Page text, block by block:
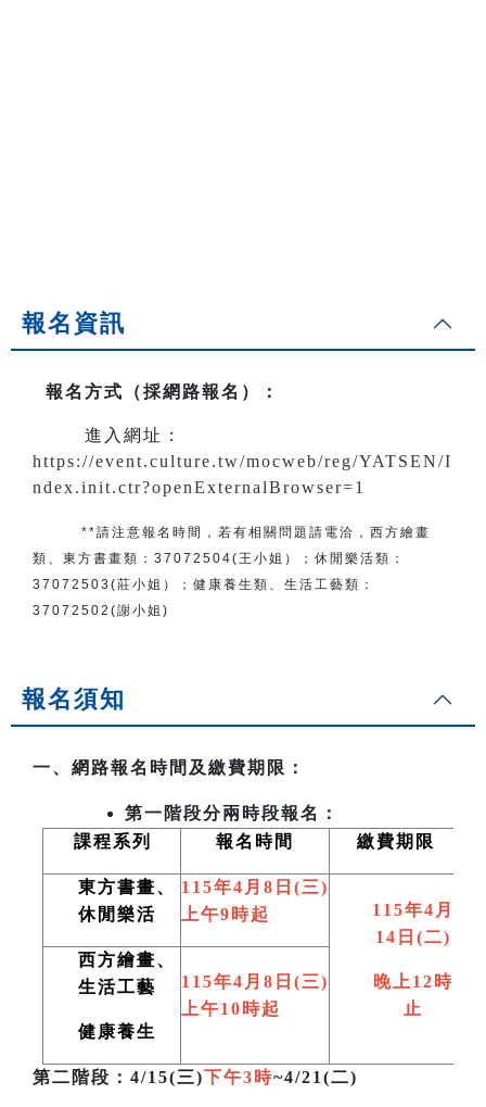
報名資訊
報名方式（採網路報名） ：
進入網址：
https://event.culture.tw/mocweb/reg/YATSEN/I
ndex.init.ctr?openExternalBrowser=1
**請注意報名時間，若有相關問題 請電洽 ， 西方繪畫
類、東方書畫類： 37072504(王小姐） ； 休閒樂活類：
37072503(莊小姐）； 健康養生類、生活工藝類：
37072502(謝小姐)
報名須知
一、網路報名時間及繳費期限：
第一階段分兩時段報名：
課程系列
報名時間 繳費期限
東方書畫、
休閒樂活
115年4月8日(三)
上午9時起
115年4月
14日(二)
晚上12時
止
西方繪畫、
生活工藝
健康養生
115年4月8日(三)
上午10時起
第二階段 ：4/15(三)下午3時~4/21(二)